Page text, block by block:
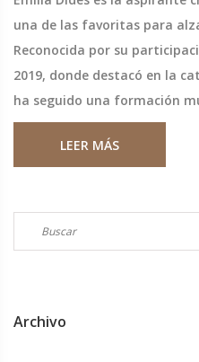
una de las favoritas para
Reconocida por su
2019, donde destacó en la
ha seguido una formación
certamen se celebrará el 16
LEER MÁS
Archivo